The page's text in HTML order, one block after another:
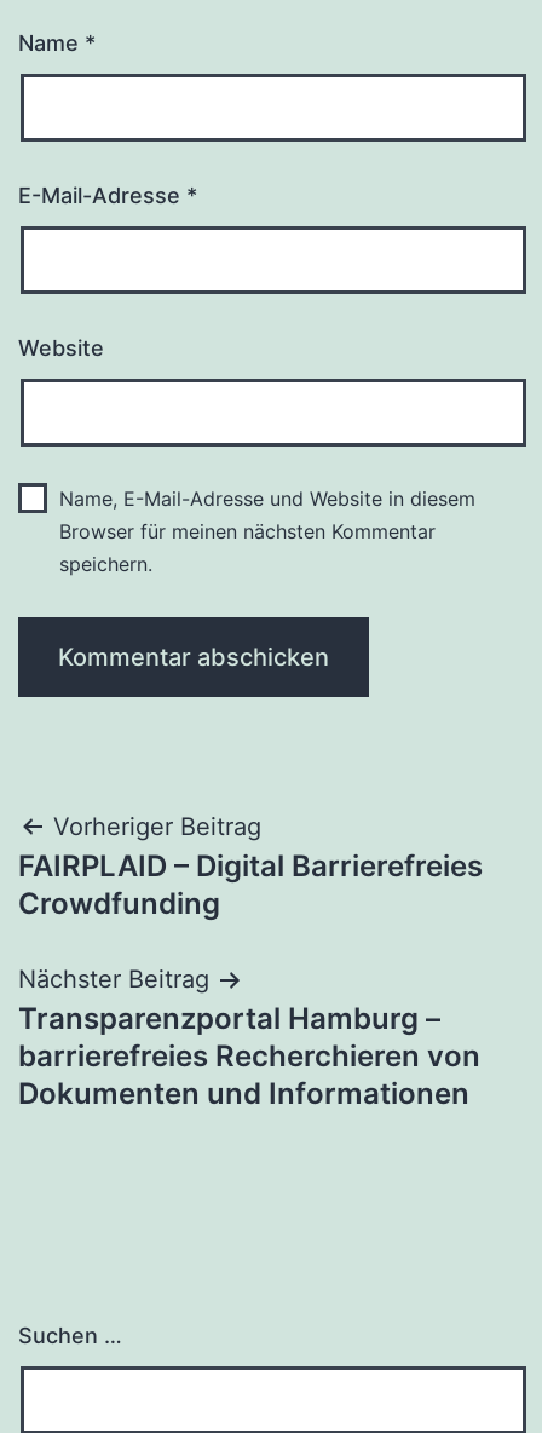
Name *
E-Mail-Adresse *
Website
Name, E-Mail-Adresse und Website in diesem
Browser für meinen nächsten Kommentar
speichern.
Beitragsnavigation
Vorheriger Beitrag
FAIRPLAID – Digital Barrierefreies
Crowdfunding
Nächster Beitrag
Transparenzportal Hamburg –
barrierefreies Recherchieren von
Dokumenten und Informationen
Suchen …